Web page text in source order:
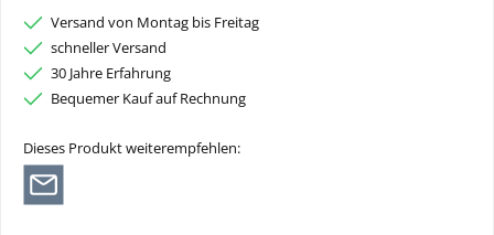
Versand von Montag bis Freitag
schneller Versand
30 Jahre Erfahrung
Bequemer Kauf auf Rechnung
Dieses Produkt weiterempfehlen: